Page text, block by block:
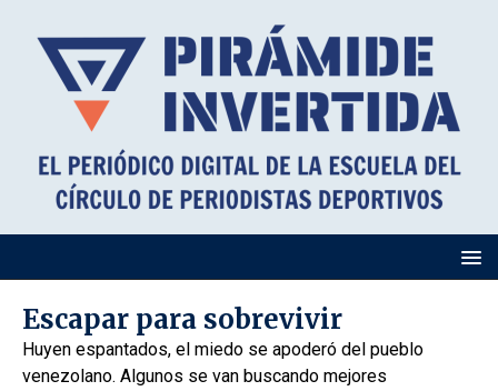
Escapar para sobrevivir
Huyen espantados, el miedo se apoderó del pueblo
venezolano. Algunos se van buscando mejores